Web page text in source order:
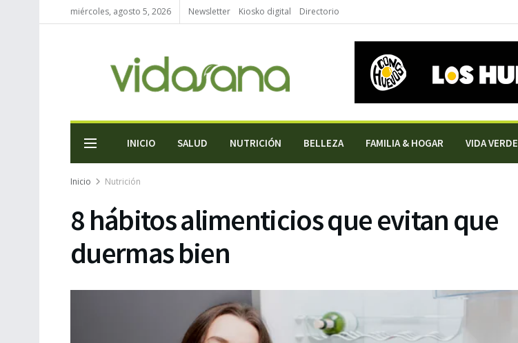
miércoles, agosto 5, 2026 Newsletter Kiosko digital Directorio
INICIO SALUD NUTRICIÓN BELLEZA FAMILIA & HOGAR VIDA VERDE
Inicio Nutrición
8 hábitos alimenticios que evitan que
duermas bien